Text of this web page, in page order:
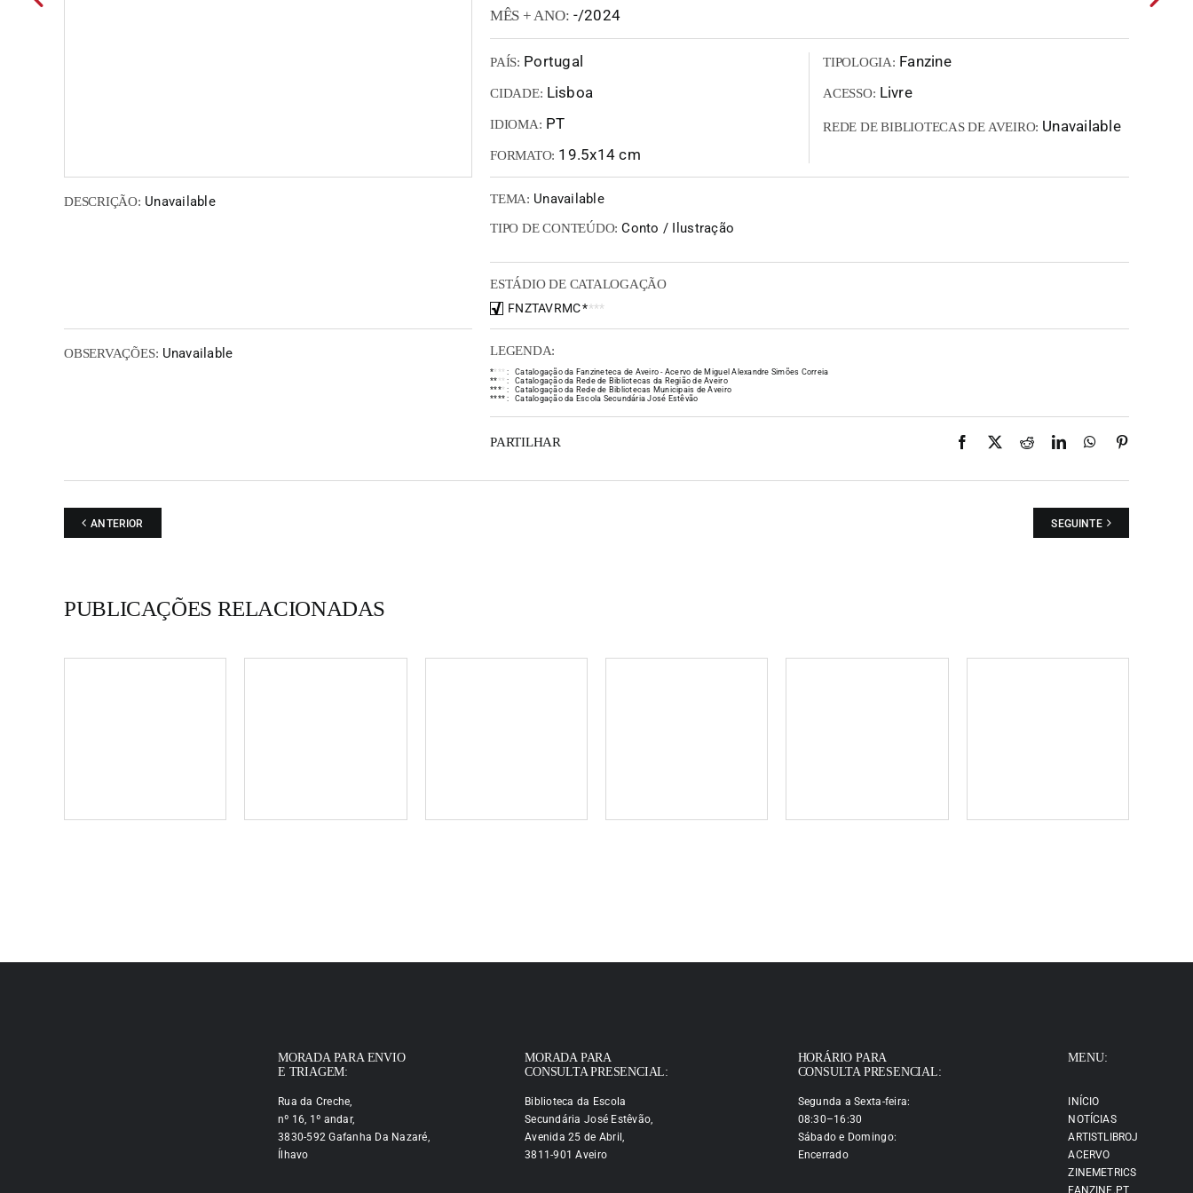
MÊS + ANO: -/2024
PAÍS: Portugal
CIDADE: Lisboa
IDIOMA: PT
FORMATO: 19.5x14 cm
TIPOLOGIA: Fanzine
ACESSO: Livre
REDE DE BIBLIOTECAS DE AVEIRO: Unavailable
DESCRIÇÃO: Unavailable TEMA: Unavailable
TIPO DE CONTEÚDO: Conto / Ilustração
ESTÁDIO DE CATALOGAÇÃO
FNZTAVRMC****
OBSERVAÇÕES: Unavailable LEGENDA:
** * * :
Catalogação da Fanzineteca de Aveiro - Acervo de Miguel Alexandre Simões Correia
** * * :
Catalogação da Rede de Bibliotecas da Região de Aveiro
**** :
Catalogação da Rede de Bibliotecas Municipais de Aveiro
**** : Catalogação da Escola Secundária José Estêvão
PARTILHAR Facebook
X RedditLinkedInWhatsApp
ANTERIOR SEGUINTE
PUBLICAÇÕES RELACIONADAS
MORADA PARA ENVIO
E TRIAGEM:
Rua da Creche,
nº 16, 1º andar,
3830-592 Gafanha Da Nazaré,
Ílhavo
MORADA PARA
CONSULTA PRESENCIAL:
Biblioteca da Escola
Secundária José Estêvão,
Avenida 25 de Abril,
3811-901 Aveiro
HORÁRIO PARA
CONSULTA PRESENCIAL:
Segunda a Sexta-feira:
08:30–16:30
Sábado e Domingo:
Encerrado
MENU:
INÍCIO
NOTÍCIAS
ARTISTLIBROJ
ACERVO
ZINEMETRICS